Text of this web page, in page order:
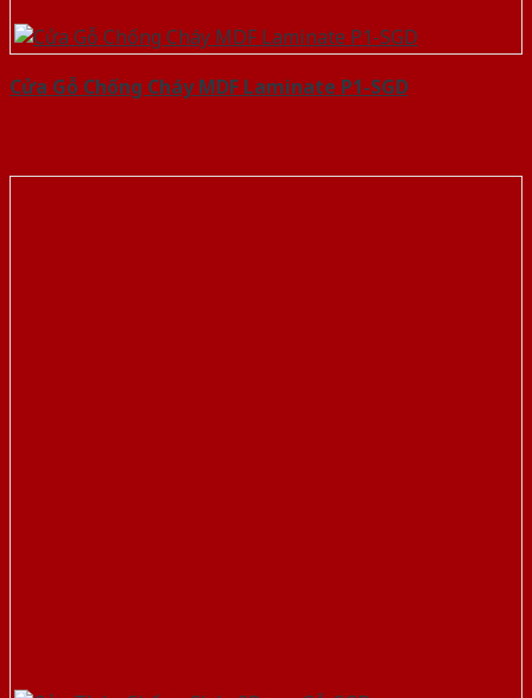
Cửa Gỗ Chống Cháy MDF Laminate P1-SGD